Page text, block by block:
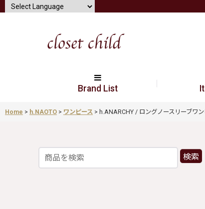
Brand List
Home > h.NAOTO > ワンピース > h.ANARCHY / ロングノースリーブワ
検索